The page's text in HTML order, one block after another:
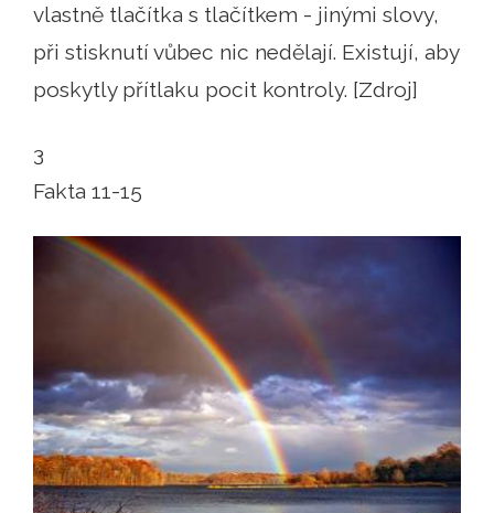
vlastně tlačítka s tlačítkem - jinými slovy,
při stisknutí vůbec nic nedělají. Existují, aby
poskytly přítlaku pocit kontroly. [Zdroj]
3
Fakta 11-15